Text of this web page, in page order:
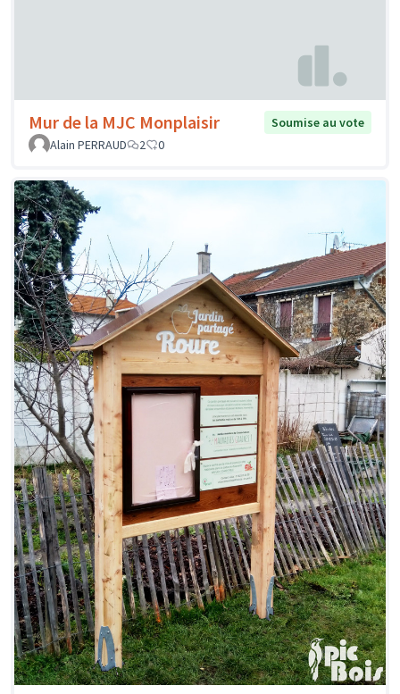
Mur de la MJC Monplaisir
Soumise au vote
Alain PERRAUD
2 0